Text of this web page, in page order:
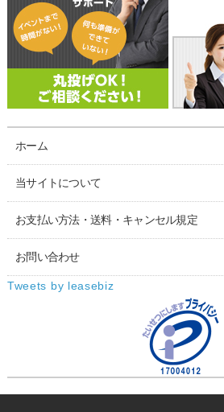
ホーム
当サイトについて
お支払い方法・送料・キャンセル規定
お問い合わせ
Tweets by leasebiz